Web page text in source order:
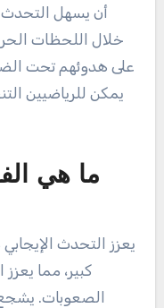
أن يسهل التحدث
خلال اللحظات
على هدوئهم تحت
يمكن للرياضيين
ما هي
يعزز التحدث
كبير، مما يعزز
الصعوبات.